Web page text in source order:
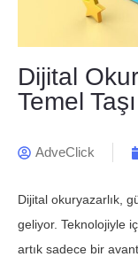
Dijital
Temel Taşı
AdveClick
Dijital okuryazarlık,
geliyor. Teknolojiyle
artık sadece bir